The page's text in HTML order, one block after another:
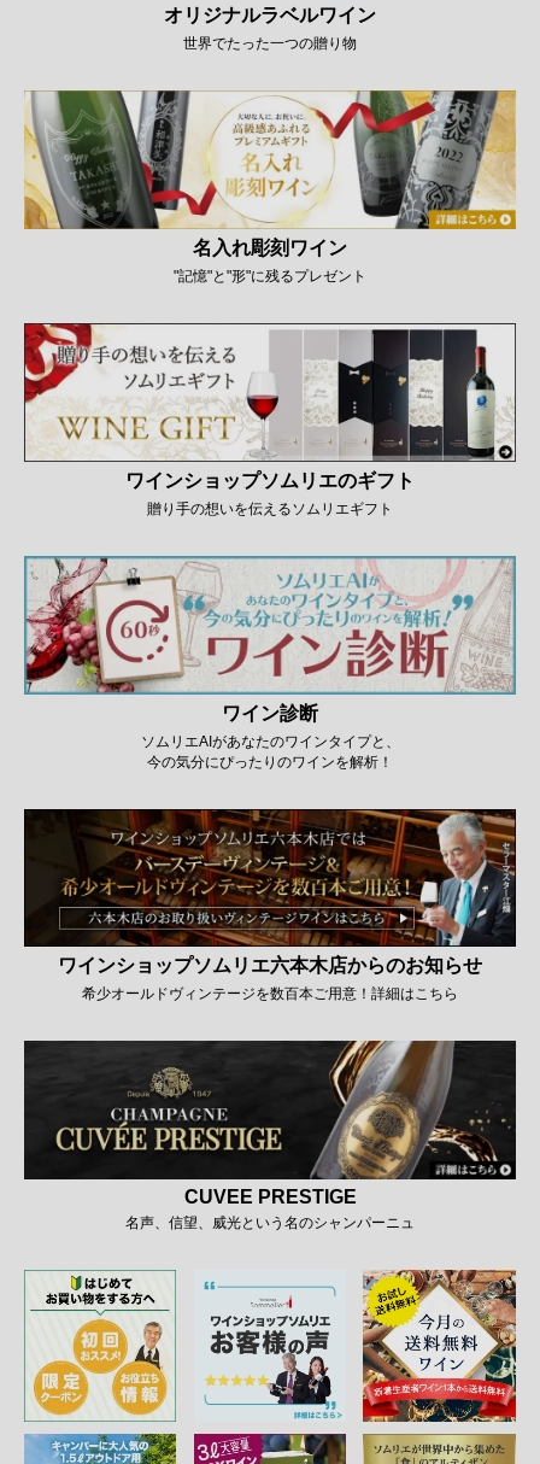
オリジナルラベルワイン
世界でたった一つの贈り物
名入れ彫刻ワイン
"記憶"と"形"に残るプレゼント
ワインショップソムリエのギフト
贈り手の想いを伝えるソムリエギフト
ワイン診断
ソムリエAIがあなたのワインタイプと、
今の気分にぴったりのワインを解析！
ワインショップソムリエ六本木店からのお知らせ
希少オールドヴィンテージを数百本ご用意！詳細はこちら
CUVEE PRESTIGE
名声、信望、威光という名のシャンパーニュ